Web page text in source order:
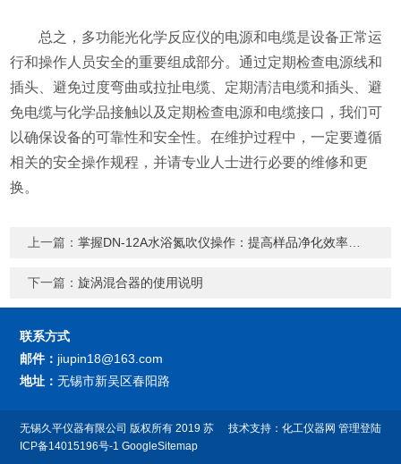
总之，多功能光化学反应仪的电源和电缆是设备正常运
行和操作人员安全的重要组成部分。通过定期检查电源线和
插头、避免过度弯曲或拉扯电缆、定期清洁电缆和插头、避
免电缆与化学品接触以及定期检查电源和电缆接口，我们可
以确保设备的可靠性和安全性。在维护过程中，一定要遵循
相关的安全操作规程，并请专业人士进行必要的维修和更
换。
上一篇：掌握DN-12A水浴氮吹仪操作：提高样品净化效率的关键步骤
下一篇：旋涡混合器的使用说明
联系方式
邮件： jiupin18@163.com
地址：无锡市新吴区春阳路
技术支持： 化工仪器网 管理登陆
无锡久平仪器有限公司 版权所有 2019苏
ICP备14015196号-1 GoogleSitemap